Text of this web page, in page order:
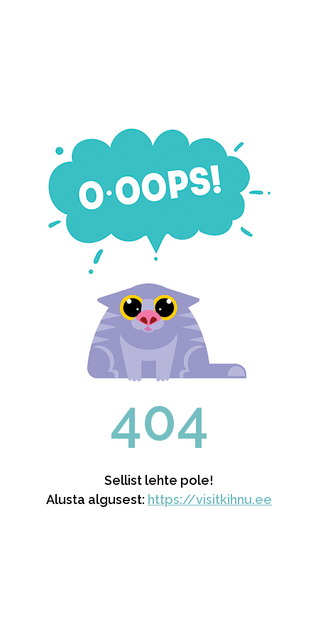
404
Sellist lehte pole!
Alusta algusest: https://visitkihnu.ee